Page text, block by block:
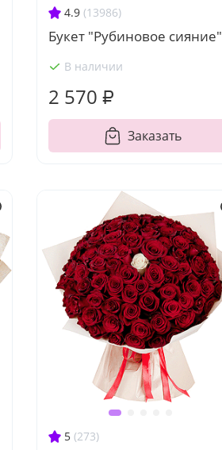
4.9 (13986)
Букет "Рубиновое сияние"
В наличии
2 570 ₽
Заказать
5 (273)